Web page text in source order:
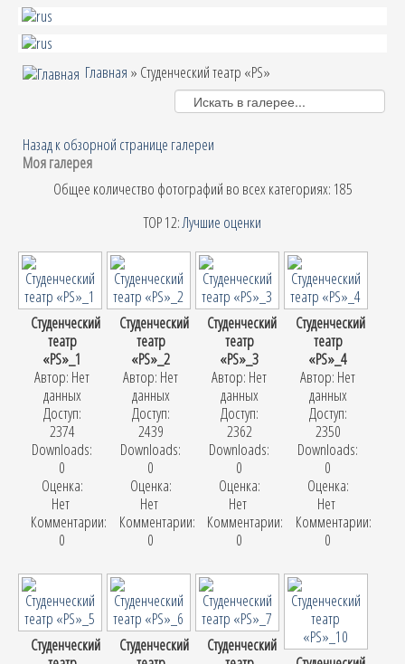
Главная » Студенческий театр «PS»
Назад к обзорной странице галереи
Моя галерея
Общее количество фотографий во всех категориях: 185
TOP 12:Лучшие оценки
Студенческий
театр
«PS»_1
Автор: Нет
данных
Доступ:
2374
Downloads:
0
Оценка:
Нет
Комментарии:
0
Студенческий
театр
«PS»_2
Автор: Нет
данных
Доступ:
2439
Downloads:
0
Оценка:
Нет
Комментарии:
0
Студенческий
театр
«PS»_3
Автор: Нет
данных
Доступ:
2362
Downloads:
0
Оценка:
Нет
Комментарии:
0
Студенческий
театр
«PS»_4
Автор: Нет
данных
Доступ:
2350
Downloads:
0
Оценка:
Нет
Комментарии:
0
Студенческий
Студенческий
Студенческий